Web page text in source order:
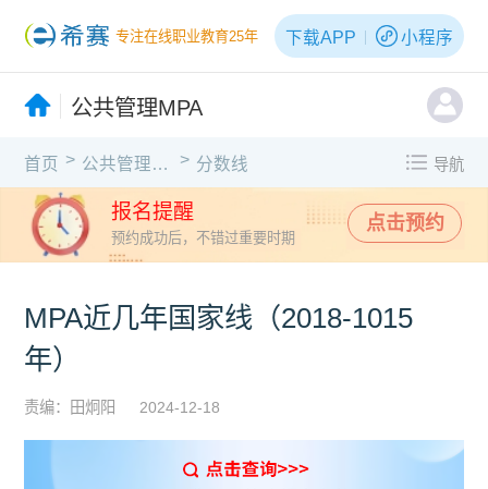
专注在线职业教育25年 下载APP 小程序
公共管理MPA
首页 > 公共管理MPA > 分数线 导航
报名提醒
预约成功后，不错过重要时期
点击预约
MPA近几年国家线（2018-1015
年）
责编：田炯阳 2024-12-18